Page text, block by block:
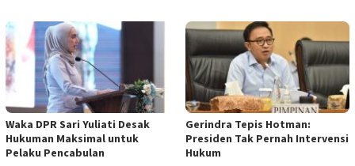
Waka DPR Sari Yuliati Desak
Hukuman Maksimal untuk
Pelaku Pencabulan
Gerindra Tepis Hotman:
Presiden Tak Pernah Intervensi
Hukum